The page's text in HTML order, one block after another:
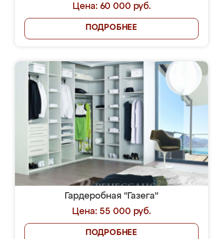
Цена: 60 000 руб.
ПОДРОБНЕЕ
Гардеробная "Газега"
Цена: 55 000 руб.
ПОДРОБНЕЕ